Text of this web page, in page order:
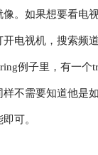
。如果想要看电
开电视机，搜索频
例子里，有一个
不需要知道他是
可。